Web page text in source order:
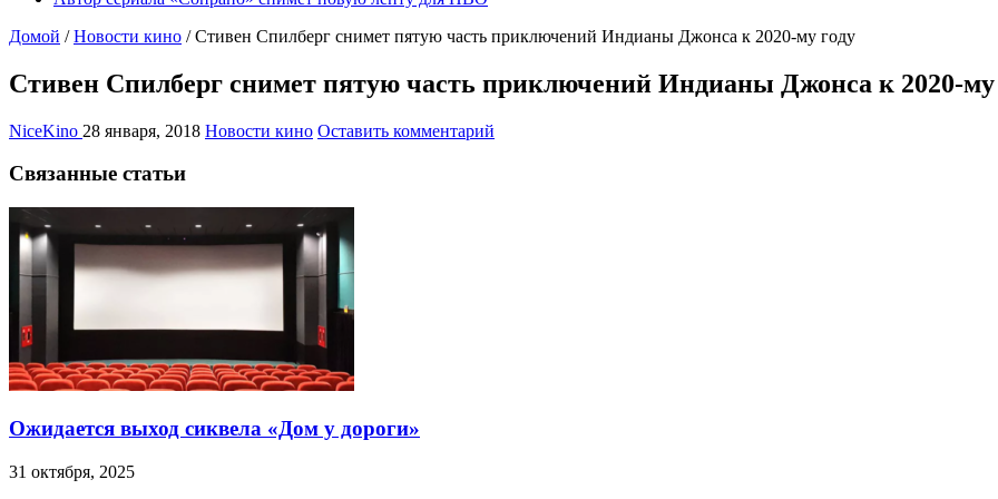
Домой / Новости кино / Стивен Спилберг снимет пятую часть приключений Индианы Джонса к 2020-му году
Стивен Спилберг снимет пятую часть приключений Индианы Джонса к 2020-му
NiceKino 28 января, 2018 Новости кино Оставить комментарий
Связанные статьи
Ожидается выход сиквела «Дом у дороги»
31 октября, 2025